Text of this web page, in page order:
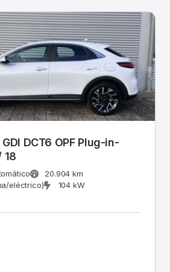
DCT6 OPF Plug-in-
18
20.904 km
eléctrico)
104 kW